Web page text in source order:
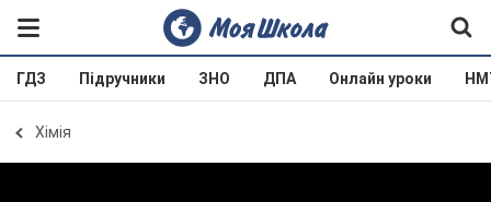
ГДЗ Підручники ЗНО ДПА Онлайн уроки
Хімія